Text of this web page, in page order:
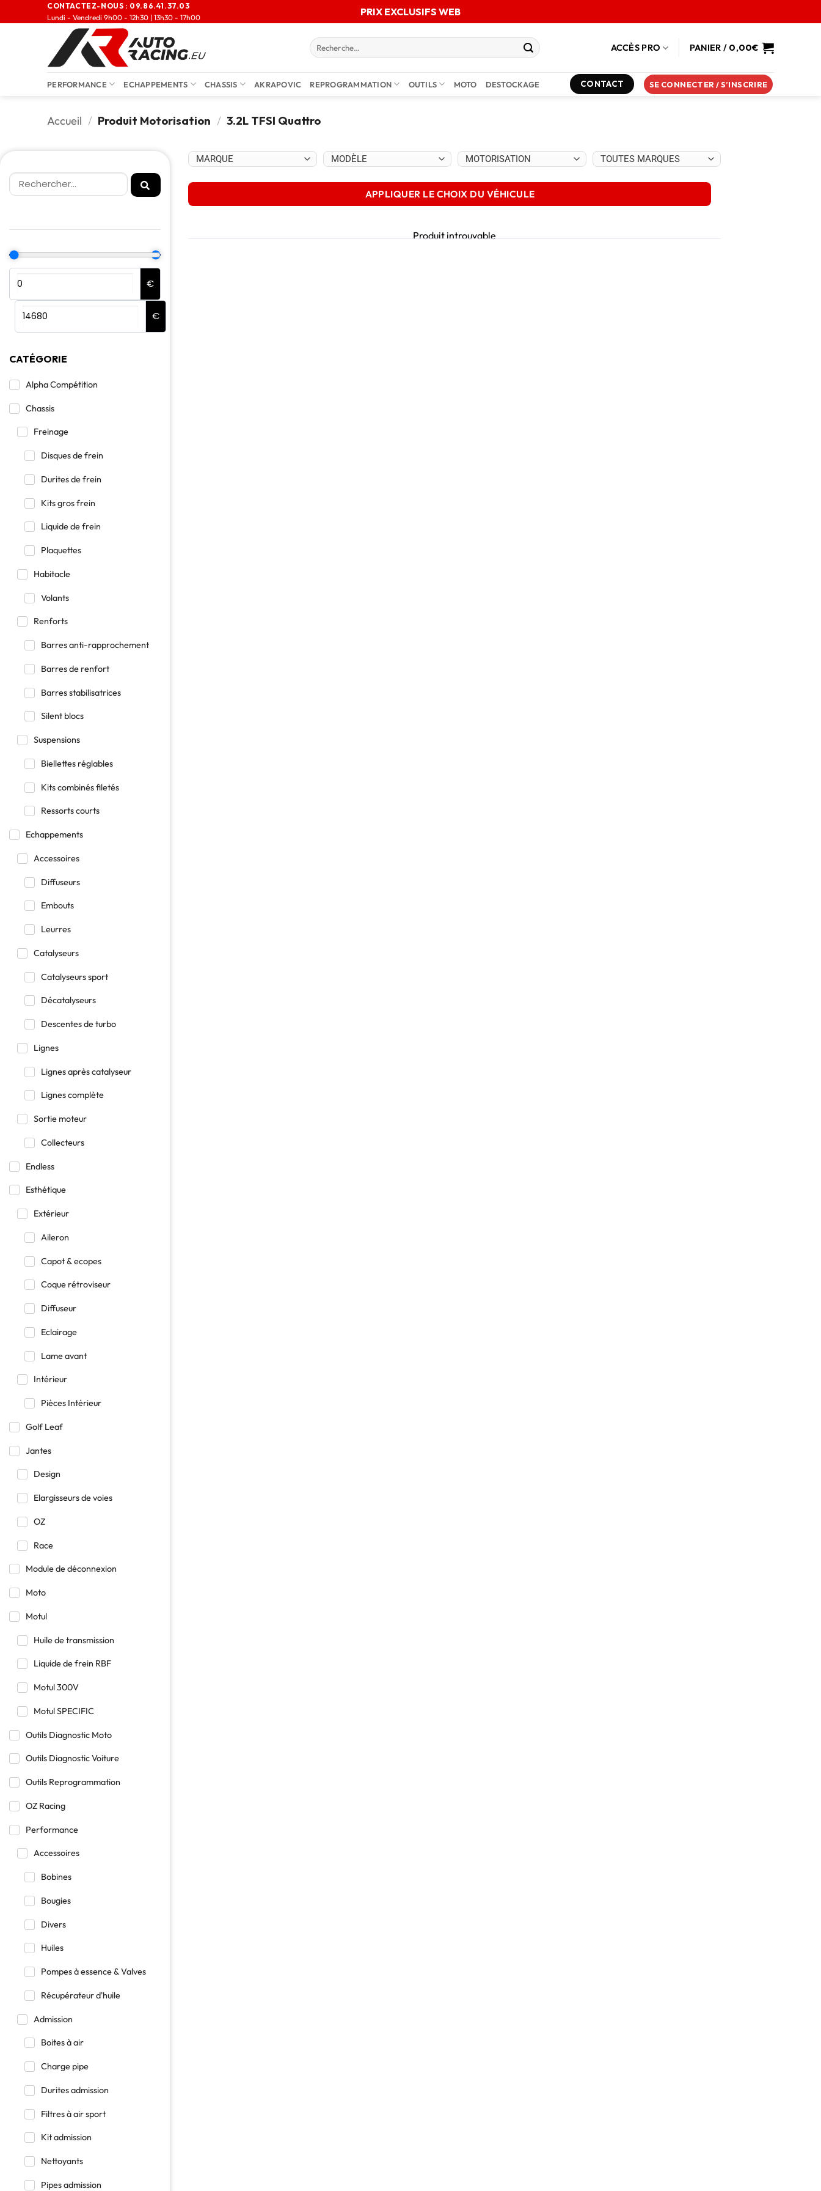
CONTACTEZ-NOUS : 09.86.41.37.03
Lundi - Vendredi 9h00 - 12h30 | 13h30 - 17h00
PRIX EXCLUSIFS WEB
ACCÈS PRO PANIER / 0,00€
PERFORMANCE ECHAPPEMENTS CHASSIS AKRAPOVIC REPROGRAMMATION OUTILS MOTO DESTOCKAGE CONTACT SE CONNECTER / S’INSCRIRE
Accueil / Produit Motorisation / 3.2L TFSI Quattro
€
€
CATÉGORIE
Alpha Compétition
Chassis
Freinage
Disques de frein
Durites de frein
Kits gros frein
Liquide de frein
Plaquettes
Habitacle
Volants
Renforts
Barres anti-rapprochement
Barres de renfort
Barres stabilisatrices
Silent blocs
Suspensions
Biellettes réglables
Kits combinés filetés
Ressorts courts
Echappements
Accessoires
Diffuseurs
Embouts
Leurres
Catalyseurs
Catalyseurs sport
Décatalyseurs
Descentes de turbo
Lignes
Lignes après catalyseur
Lignes complète
Sortie moteur
Collecteurs
Endless
Esthétique
Extérieur
Aileron
Capot & ecopes
Coque rétroviseur
Diffuseur
Eclairage
Lame avant
Intérieur
Pièces Intérieur
Golf Leaf
Jantes
Design
Elargisseurs de voies
OZ
Race
Module de déconnexion
Moto
Motul
Huile de transmission
Liquide de frein RBF
Motul 300V
Motul SPECIFIC
Outils Diagnostic Moto
Outils Diagnostic Voiture
Outils Reprogrammation
OZ Racing
Performance
Accessoires
Bobines
Bougies
Divers
Huiles
Pompes à essence & Valves
Récupérateur d'huile
Admission
Boites à air
Charge pipe
Durites admission
Filtres à air sport
Kit admission
Nettoyants
Pipes admission
APPLIQUER LE CHOIX DU VÉHICULE
Produit introuvable